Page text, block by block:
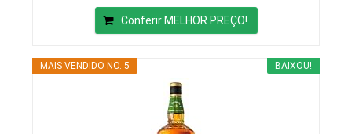
Conferir MELHOR PREÇO!
BAIXOU!
MAIS VENDIDO NO. 5